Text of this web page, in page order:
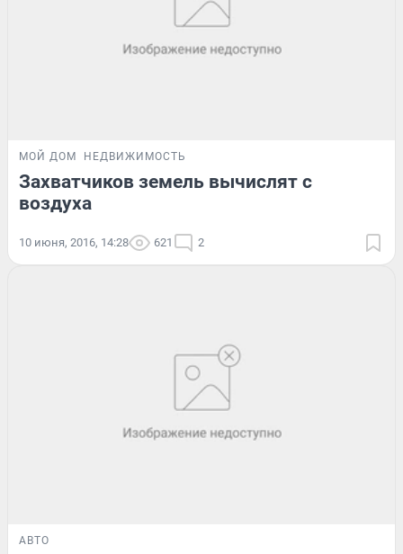
МОЙ ДОМ НЕДВИЖИМОСТЬ
Захватчиков земель вычислят с
воздуха
10 июня, 2016, 14:28 621 2
АВТО